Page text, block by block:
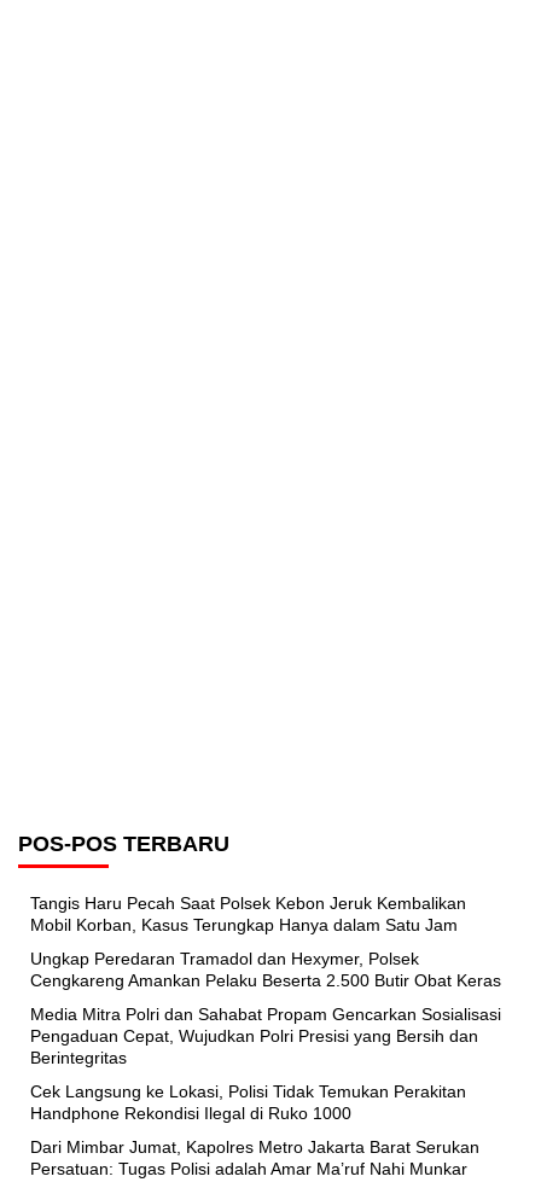
POS-POS TERBARU
Tangis Haru Pecah Saat Polsek Kebon Jeruk Kembalikan
Mobil Korban, Kasus Terungkap Hanya dalam Satu Jam
Ungkap Peredaran Tramadol dan Hexymer, Polsek
Cengkareng Amankan Pelaku Beserta 2.500 Butir Obat Keras
Media Mitra Polri dan Sahabat Propam Gencarkan Sosialisasi
Pengaduan Cepat, Wujudkan Polri Presisi yang Bersih dan
Berintegritas
Cek Langsung ke Lokasi, Polisi Tidak Temukan Perakitan
Handphone Rekondisi Ilegal di Ruko 1000
Dari Mimbar Jumat, Kapolres Metro Jakarta Barat Serukan
Persatuan: Tugas Polisi adalah Amar Ma’ruf Nahi Munkar